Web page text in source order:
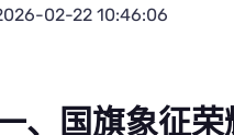
02-22 10:46:06
、国旗象征荣